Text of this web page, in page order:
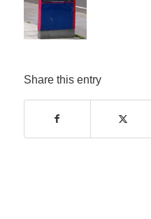
Share this entry